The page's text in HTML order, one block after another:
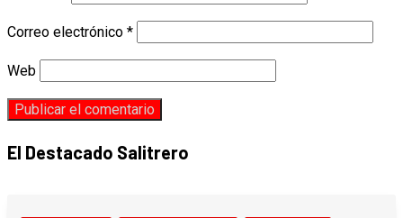
Correo electrónico *
Web
El Destacado Salitrero